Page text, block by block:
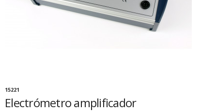
15221
Electrómetro amplificador